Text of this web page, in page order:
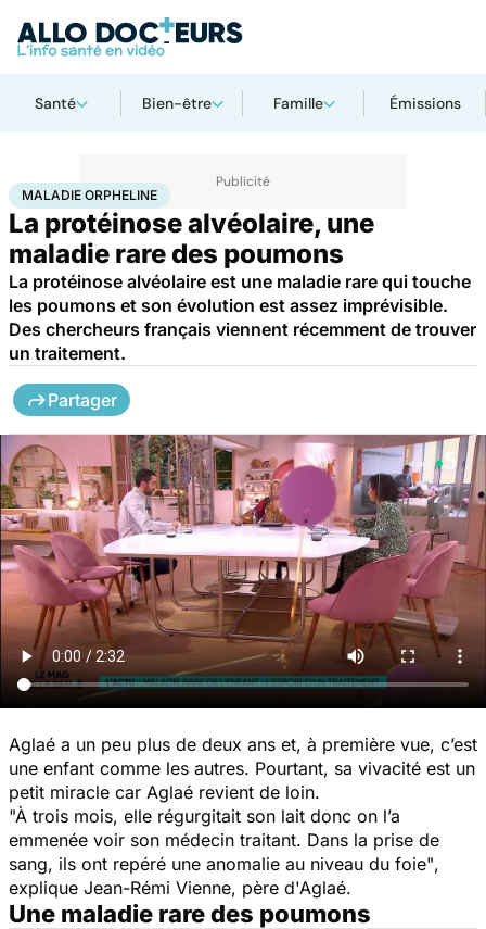
Santé Bien-être Famille Émissions
AccueilSantéMaladiesMaladie orpheline
MALADIE ORPHELINE
La protéinose alvéolaire, une
maladie rare des poumons
La protéinose alvéolaire est une maladie rare qui touche
les poumons et son évolution est assez imprévisible.
Des chercheurs français viennent récemment de trouver
un traitement.
Partager
Aglaé a un peu plus de deux ans et, à première vue, c’est
une enfant comme les autres. Pourtant, sa vivacité est un
petit miracle car Aglaé revient de loin.
"À trois mois, elle régurgitait son lait donc on l’a
emmenée voir son médecin traitant. Dans la prise de
sang, ils ont repéré une anomalie au niveau du foie",
explique Jean-Rémi Vienne, père d'Aglaé.
Une maladie rare des poumons